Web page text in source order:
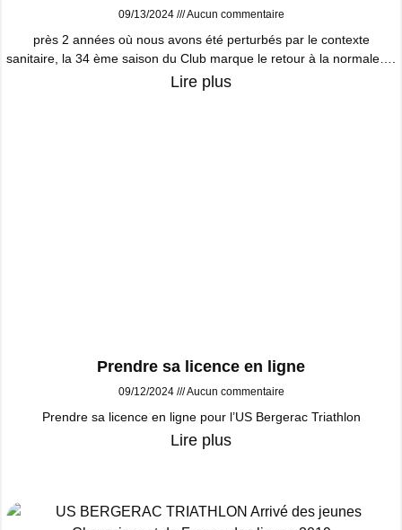
09/13/2024 Aucun commentaire
près 2 années où nous avons été perturbés par le contexte
sanitaire, la 34 ème saison du Club marque le retour à la normale….
Lire plus
Prendre sa licence en ligne
09/12/2024 Aucun commentaire
Prendre sa licence en ligne pour l’US Bergerac Triathlon
Lire plus